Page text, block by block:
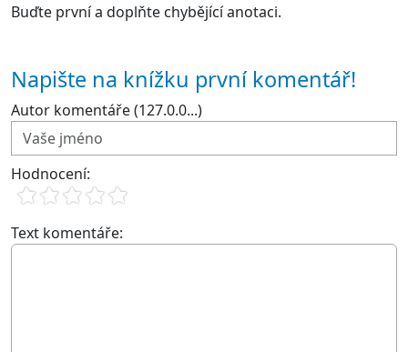
Buďte první a doplňte chybějící anotaci.
Napište na knížku první komentář!
Autor komentáře (127.0.0...)
Hodnocení:
Text komentáře: